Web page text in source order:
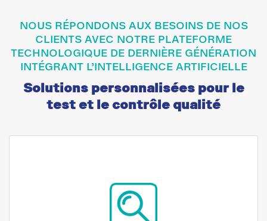
NOUS RÉPONDONS AUX BESOINS DE NOS
CLIENTS AVEC NOTRE PLATEFORME
TECHNOLOGIQUE DE DERNIÈRE GÉNÉRATION
INTÉGRANT L’INTELLIGENCE ARTIFICIELLE
Solutions personnalisées pour le
test et le contrôle qualité